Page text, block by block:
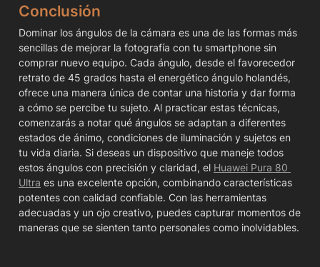
Conclusión
Dominar los ángulos de la cámara es una de las formas más
sencillas de mejorar la fotografía con tu smartphone sin
comprar nuevo equipo. Cada ángulo, desde el favorecedor
retrato de 45 grados hasta el energético ángulo holandés,
ofrece una manera única de contar una historia y dar forma
a cómo se percibe tu sujeto. Al practicar estas técnicas,
comenzarás a notar qué ángulos se adaptan a diferentes
estados de ánimo, condiciones de iluminación y sujetos en
tu vida diaria. Si deseas un dispositivo que maneje todos
estos ángulos con precisión y claridad, el Huawei Pura 80
Ultra es una excelente opción, combinando características
potentes con calidad confiable. Con las herramientas
adecuadas y un ojo creativo, puedes capturar momentos de
maneras que se sienten tanto personales como inolvidables.